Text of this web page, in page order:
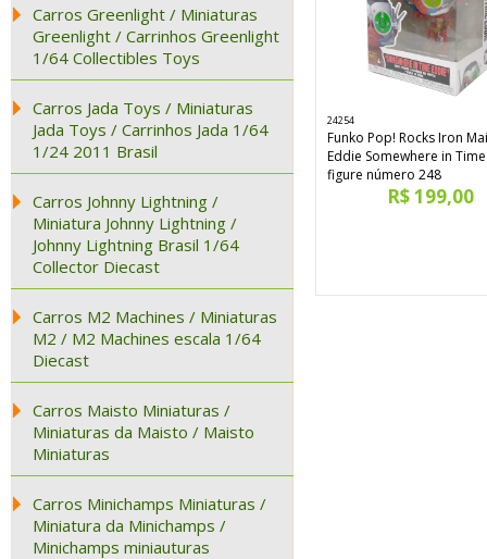
Carros Greenlight / Miniaturas
Greenlight / Carrinhos Greenlight
1/64 Collectibles Toys
Carros Jada Toys / Miniaturas
Jada Toys / Carrinhos Jada 1/64
1/24 2011 Brasil
Carros Johnny Lightning /
Miniatura Johnny Lightning /
Johnny Lightning Brasil 1/64
Collector Diecast
Carros M2 Machines / Miniaturas
M2 / M2 Machines escala 1/64
Diecast
Carros Maisto Miniaturas /
Miniaturas da Maisto / Maisto
Miniaturas
Carros Minichamps Miniaturas /
Miniatura da Minichamps /
Minichamps miniauturas
24254
Funko Pop! Rocks Iron
Eddie Somewhere in
figure número 248
R$ 199,00